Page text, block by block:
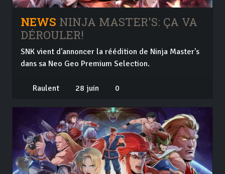
NEWS NINJA MASTER'S: ÇA VA
DÉROULER!
SNK vient d'annoncer la réédition de Ninja Master's
dans sa Neo Geo Premium Selection.
Raulent 28 juin 0